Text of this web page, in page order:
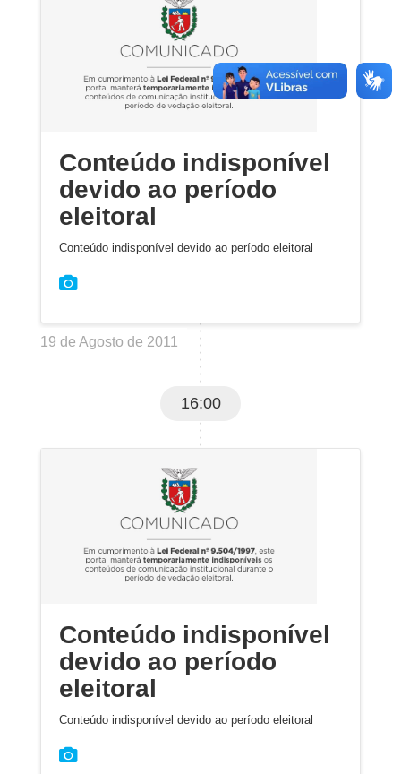
Conteúdo indisponível
devido ao período
eleitoral
Conteúdo indisponível devido ao período eleitoral
19 de Agosto de 2011
16:00
Conteúdo indisponível
devido ao período
eleitoral
Conteúdo indisponível devido ao período eleitoral